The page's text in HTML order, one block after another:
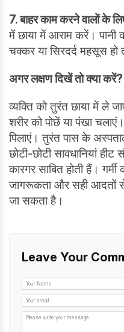
7. बाहर काम करने वालों के
में छाया में आराम करें।
चक्कर या सिरदर्द महसूस हो
अगर लक्षण दिखें तो क्या करें?
व्यक्ति को तुरंत छाया में ले
शरीर को पोछें या पंखा
पिलाएं। तुरंत पास के
छोटी-छोटी सावधानियां हीट
कारगर साबित होती हैं।
जागरूकता और सही आदतों से
जा सकता है।
Leave Your